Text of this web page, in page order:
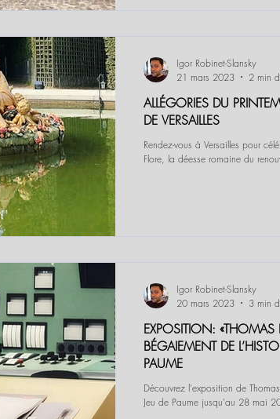
ALLÉGORIES DU
DE VERSAILLES
Rendez-vous à Versailles pour
Flore, la déesse romaine du
Igor Robinet-Slansky
21 mars 2023
2 min
EXPOSITION: «THOMAS
BÉGAIEMENT DE
PAUME
Découvrez l'exposition de
Jeu de Paume jusqu'au 28 mai
Igor Robinet-Slansky
20 mars 2023
3 min